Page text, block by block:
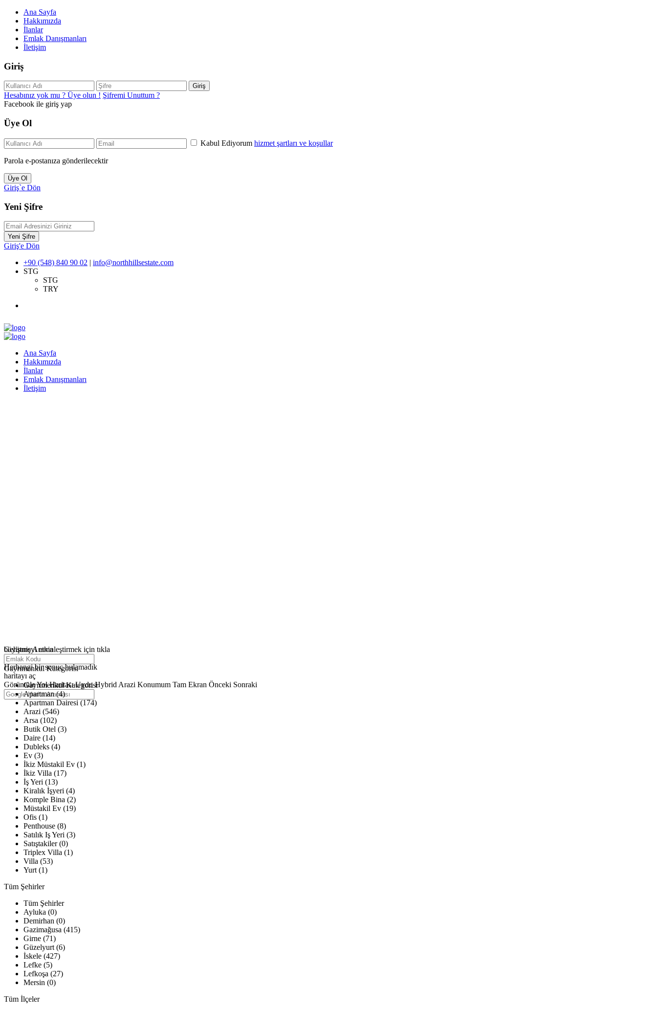
Ana Sayfa
Hakkımızda
İlanlar
Emlak Danışmanları
İletişim
Giriş
Giriş
Hesabınız yok mu ? Üye olun ! Şifremi Unuttum ?
Facebook ile giriş yap
Üye Ol
Kabul Ediyorum hizmet şartları ve koşullar
Parola e-postanıza gönderilecektir
Üye Ol
Giriş`e Dön
Yeni Şifre
Yeni Şifre
Giriş'e Dön
+90 (548) 840 90 02 | info@northhillsestate.com
STG
STG
TRY
Ana Sayfa
Hakkımızda
İlanlar
Emlak Danışmanları
İletişim
büyütmeyi etkinleştirmek için tıkla
Haritalar yükleniyor
Herhangi bir sonuç bulamadık
haritayı aç
GörüntüleYol Haritası Uydu Hybrid Arazi Konumum Tam Ekran Önceki Sonraki
Gelişmiş Arama
Gayrimenkul Kategorisi
Gayrimenkul Kategorisi
Apartman (4)
Apartman Dairesi (174)
Arazi (546)
Arsa (102)
Butik Otel (3)
Daire (14)
Dubleks (4)
Ev (3)
İkiz Müstakil Ev (1)
İkiz Villa (17)
İş Yeri (13)
Kiralık İşyeri (4)
Komple Bina (2)
Müstakil Ev (19)
Ofis (1)
Penthouse (8)
Satılık Iş Yeri (3)
Satıştakiler (0)
Triplex Villa (1)
Villa (53)
Yurt (1)
Tüm Şehirler
Tüm Şehirler
Ayluka (0)
Demirhan (0)
Gazimağusa (415)
Girne (71)
Güzelyurt (6)
İskele (427)
Lefke (5)
Lefkoşa (27)
Mersin (0)
Tüm İlçeler